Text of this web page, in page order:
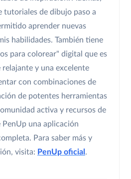
tutoriales de dibujo paso a
aprender nuevas
habilidades. También tiene
para colorear" digital que es
y una excelente
con combinaciones de
de potentes herramientas
activa y recursos de
PenUp una aplicación
Para saber más y
visita: PenUp oficial .